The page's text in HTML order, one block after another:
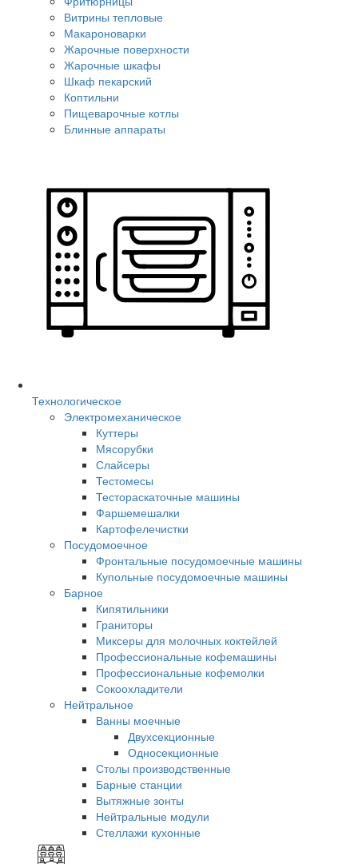
Витрины тепловые
Макароноварки
Жарочные поверхности
Жарочные шкафы
Шкаф пекарский
Коптильни
Пищеварочные котлы
Блинные аппараты
Технологическое
Электромеханическое
Куттеры
Мясорубки
Слайсеры
Тестомесы
Тестораскаточные машины
Фаршемешалки
Картофелечистки
Посудомоечное
Фронтальные посудомоечные машины
Купольные посудомоечные машины
Барное
Кипятильники
Граниторы
Миксеры для молочных коктейлей
Профессиональные кофемашины
Профессиональные кофемолки
Сокоохладители
Нейтральное
Ванны моечные
Двухсекционные
Односекционные
Столы производственные
Барные станции
Вытяжные зонты
Нейтральные модули
Стеллажи кухонные